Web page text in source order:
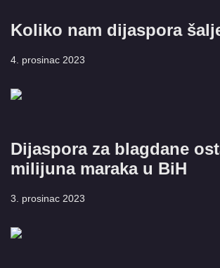
Koliko nam dijaspora
4. prosinac 2023
Dijaspora za blagdane
milijuna maraka u BiH
3. prosinac 2023